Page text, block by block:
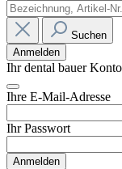
Suchen
Anmelden
Ihr dental bauer Konto
Ihre E-Mail-Adresse
Ihr Passwort
Anmelden